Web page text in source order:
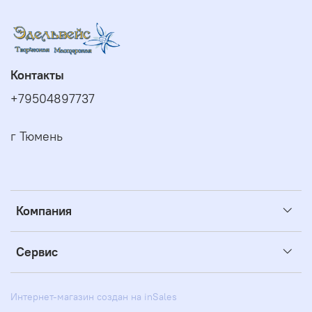
Компания
Сервис
Контакты
+79504897737
г Тюмень
Интернет-магазин создан на inSales